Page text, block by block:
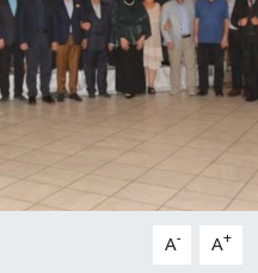
A- A+